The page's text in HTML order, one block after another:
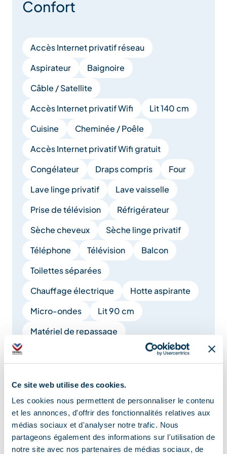
Ce site web utilise des cookies.
Les cookies nous permettent de personnaliser le contenu
et les annonces, d'offrir des fonctionnalités relatives aux
médias sociaux et d'analyser notre trafic. Nous
partageons également des informations sur l'utilisation de
notre site avec nos partenaires de médias sociaux, de
– 2 places de parking couvert + un emplacement
– Linge de maison inclus
– Ménage de fin de séjour inclus
– 2 télévisions
– Buanderie avec lave linge et sèche Linge
Confort
Accès Internet privatif réseau
Aspirateur
Baignoire
Câble / Satellite
Accès Internet privatif Wifi
Lit 140 cm
Cuisine
Cheminée / Poêle
Accès Internet privatif Wifi gratuit
Congélateur
Draps compris
Four
Lave linge privatif
Lave vaisselle
Prise de télévision
Réfrigérateur
Sèche cheveux
Sèche linge privatif
Téléphone
Télévision
Balcon
Toilettes séparées
Chauffage électrique
Hotte aspirante
Micro-ondes
Lit 90 cm
Matériel de repassage
4 salles de bain (privées) et plus
Afficher +
Localisation